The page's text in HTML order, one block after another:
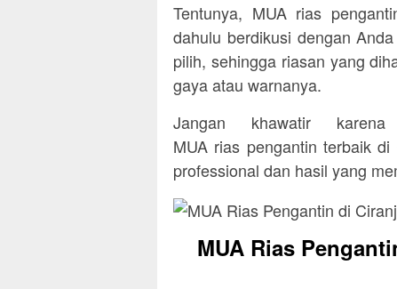
Tentunya, MUA rias
dahulu berdikusi dengan
pilih, sehingga riasan yang
gaya atau warnanya.
Jangan khawatir
MUA rias pengantin terbaik
professional dan hasil yang
MUA Rias